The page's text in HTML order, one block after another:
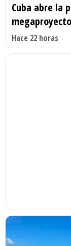
Cuba abre la
Hace 22 horas